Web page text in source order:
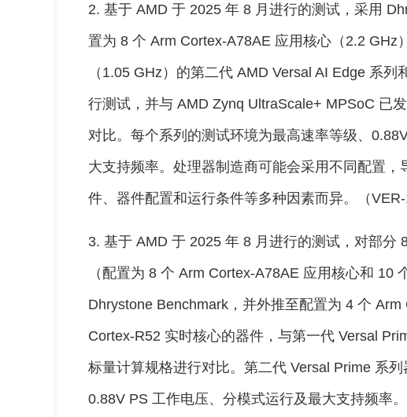
2. 基于 AMD 于 2025 年 8 月进行的测试，采用
置为 8 个 Arm Cortex-A78AE 应用核心（2.2 GHz
（1.05 GHz）的第二代 AMD Versal AI Edge 系
行测试，并与 AMD Zynq UltraScale+ MPSoC 已
对比。每个系列的测试环境为最高速率等级、
大支持频率。处理器制造商可能会采用不同配置
件、器件配置和运行条件等多种因素而异。（VER-
3. 基于 AMD 于 2025 年 8 月进行的测试，对部分
（配置为 8 个 Arm Cortex-A78AE 应用核心和 10
Dhrystone Benchmark，并外推至配置为 4 个
Cortex-R52 实时核心的器件，与第一代 Versal
标量计算规格进行对比。第二代 Versal Prime 系列
0.88V PS 工作电压、分模式运行及最大支持频率